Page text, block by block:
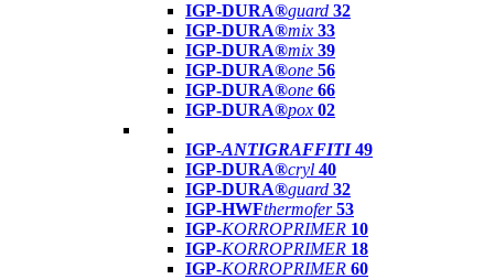
IGP-DURA®guard 32
IGP-DURA®mix 33
IGP-DURA®mix 39
IGP-DURA®one 56
IGP-DURA®one 66
IGP-DURA®pox 02
IGP-ANTIGRAFFITI49
IGP-DURA®cryl 40
IGP-DURA®guard 32
IGP-HWFthermofer 53
IGP-KORROPRIMER 10
IGP-KORROPRIMER 18
IGP-KORROPRIMER 60